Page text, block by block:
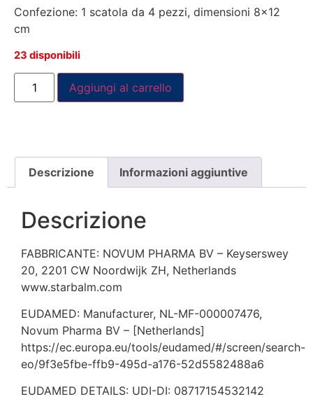
Confezione: 1 scatola da 4 pezzi, dimensioni 8×12
cm
23 disponibili
Aggiungi al carrello
Descrizione Informazioni aggiuntive
Descrizione
FABBRICANTE: NOVUM PHARMA BV – Keyserswey
20, 2201 CW Noordwijk ZH, Netherlands
www.starbalm.com
EUDAMED: Manufacturer, NL-MF-000007476,
Novum Pharma BV – [Netherlands]
https://ec.europa.eu/tools/eudamed/#/screen/search-
eo/9f3e5fbe-ffb9-495d-a176-52d5582488a6
EUDAMED DETAILS: UDI-DI: 08717154532142